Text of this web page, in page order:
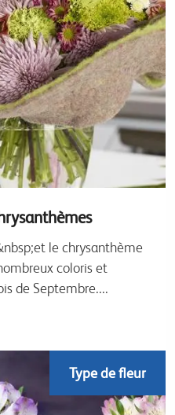
le chrysanthème
coloris et
de Septembre....
Type de fleur